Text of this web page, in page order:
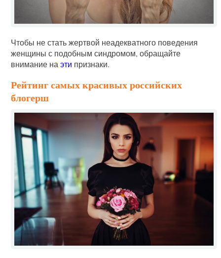
Чтобы не стать жертвой неадекватного поведения
женщины с подобным синдромом, обращайте
внимание наэти признаки.
Рейтинг самых красивых российских
блогерш